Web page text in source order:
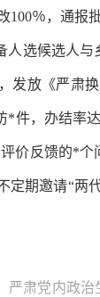
％，通报
选候选人
发放《严肃
件，办结率
价反馈的*
期邀请“两
严肃党内政